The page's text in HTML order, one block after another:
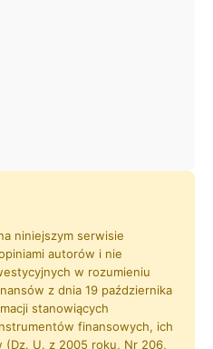
niniejszym serwisie
autorów i nie
w rozumieniu
z dnia 19 października
stanowiących
finansowych, ich
U. z 2005 roku, Nr 206,